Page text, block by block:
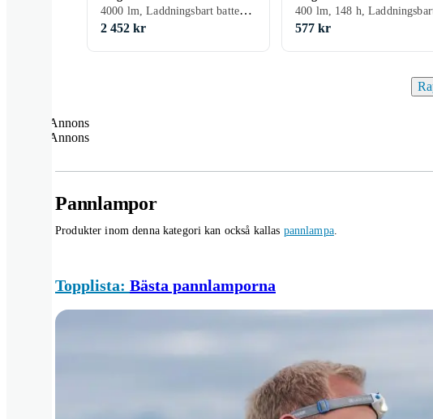
4000 lm, Laddningsbart batteri (medf./inbyggt)
2 452 kr
577 kr
Annons
Annons
Pannlampor
Produkter inom denna kategori kan också kallas pannlampa.
Topplista: Bästa pannlamporna